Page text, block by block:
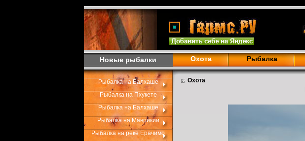
Новые рыбалки Охота Рыбалка
Рыбалка на Балхаше
Рыбалка на Пхукете
Рыбалка на Балхаше
Рыбалка на Маврикии
Рыбалка на реке Ерачимо
Охота